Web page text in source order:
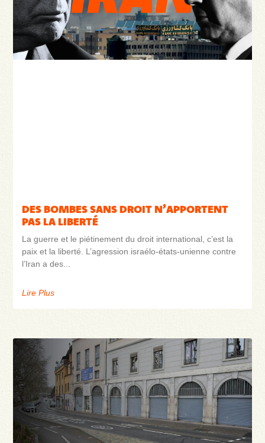
DES BOMBES SANS DROIT N’APPORTENT
PAS LA LIBERTÉ
La guerre et le piétinement du droit international, c’est la
paix et la liberté. L’agression israélo-états-unienne contre
l’Iran a des
Lire Plus